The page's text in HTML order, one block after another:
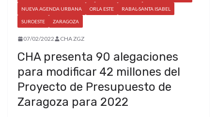
NUEVA AGENDA URBANA ORLA ESTE RABAL-SANTA ISABEL
SUROESTE ZARAGOZA
07/02/2022 CHA ZGZ
CHA presenta 90 alegaciones
para modificar 42 millones del
Proyecto de Presupuesto de
Zaragoza para 2022